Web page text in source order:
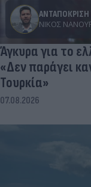
ΑΝΤΑΠΟΚΡΙΣΗ
ΝΊΚΟΣ
Άγκυρα για το
«Δεν παράγει
Τουρκία»
07.08.2026